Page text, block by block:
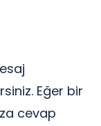
Eğer bir
cevap